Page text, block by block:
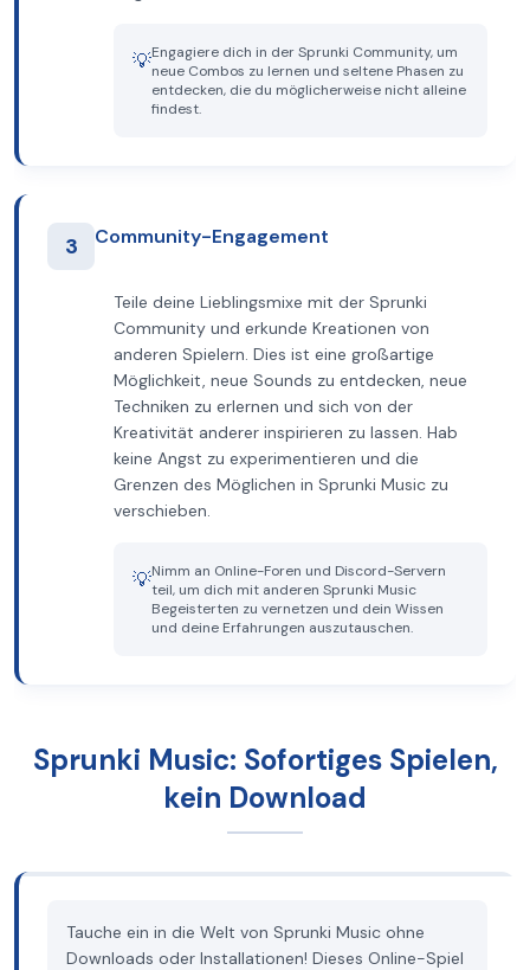
💡Engagiere dich in der Sprunki Community, um
neue Combos zu lernen und seltene Phasen zu
entdecken, die du möglicherweise nicht alleine
findest.
3 Community-Engagement
Teile deine Lieblingsmixe mit der Sprunki
Community und erkunde Kreationen von
anderen Spielern. Dies ist eine großartige
Möglichkeit, neue Sounds zu entdecken, neue
Techniken zu erlernen und sich von der
Kreativität anderer inspirieren zu lassen. Hab
keine Angst zu experimentieren und die
Grenzen des Möglichen in Sprunki Music zu
verschieben.
💡Nimm an Online-Foren und Discord-Servern
teil, um dich mit anderen Sprunki Music
Begeisterten zu vernetzen und dein Wissen
und deine Erfahrungen auszutauschen.
Sprunki Music: Sofortiges Spielen,
kein Download
Tauche ein in die Welt von Sprunki Music ohne
Downloads oder Installationen! Dieses Online-Spiel